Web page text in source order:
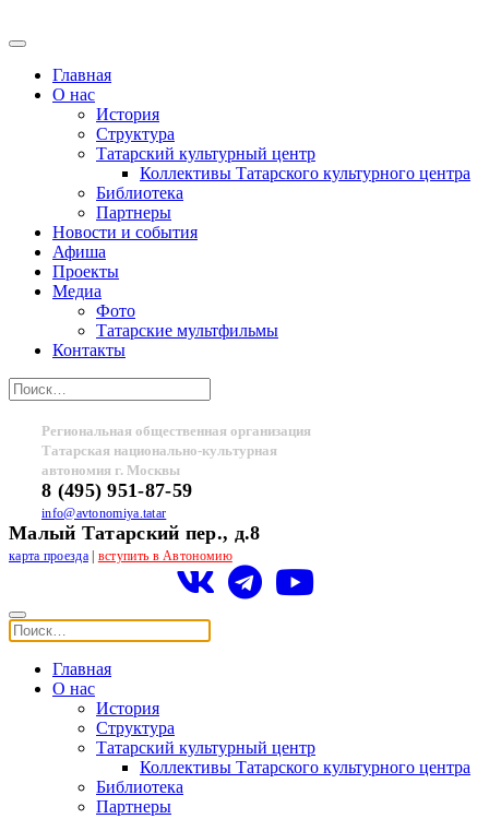
Главная
О нас
История
Структура
Татарский культурный центр
Коллективы Татарского культурного центра
Библиотека
Партнеры
Новости и события
Афиша
Проекты
Медиа
Фото
Татарские мультфильмы
Контакты
Региональная общественная организация
Татарская национально-культурная
автономия г. Москвы
8 (495) 951-87-59
info@avtonomiya.tatar
Малый Татарский пер., д.8
карта проезда| вступить в Автономию
Главная
О нас
История
Структура
Татарский культурный центр
Коллективы Татарского культурного центра
Библиотека
Партнеры